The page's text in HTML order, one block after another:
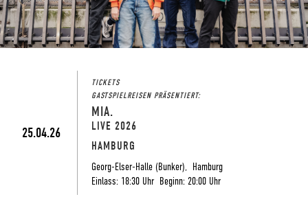
25.04.26
TICKETS
GASTSPIELREISEN PRÄSENTIERT:
MIA.
LIVE 2026
HAMBURG
Georg-Elser-Halle (Bunker)
Hamburg
Einlass: 18:30 Uhr Beginn: 20:00 Uhr